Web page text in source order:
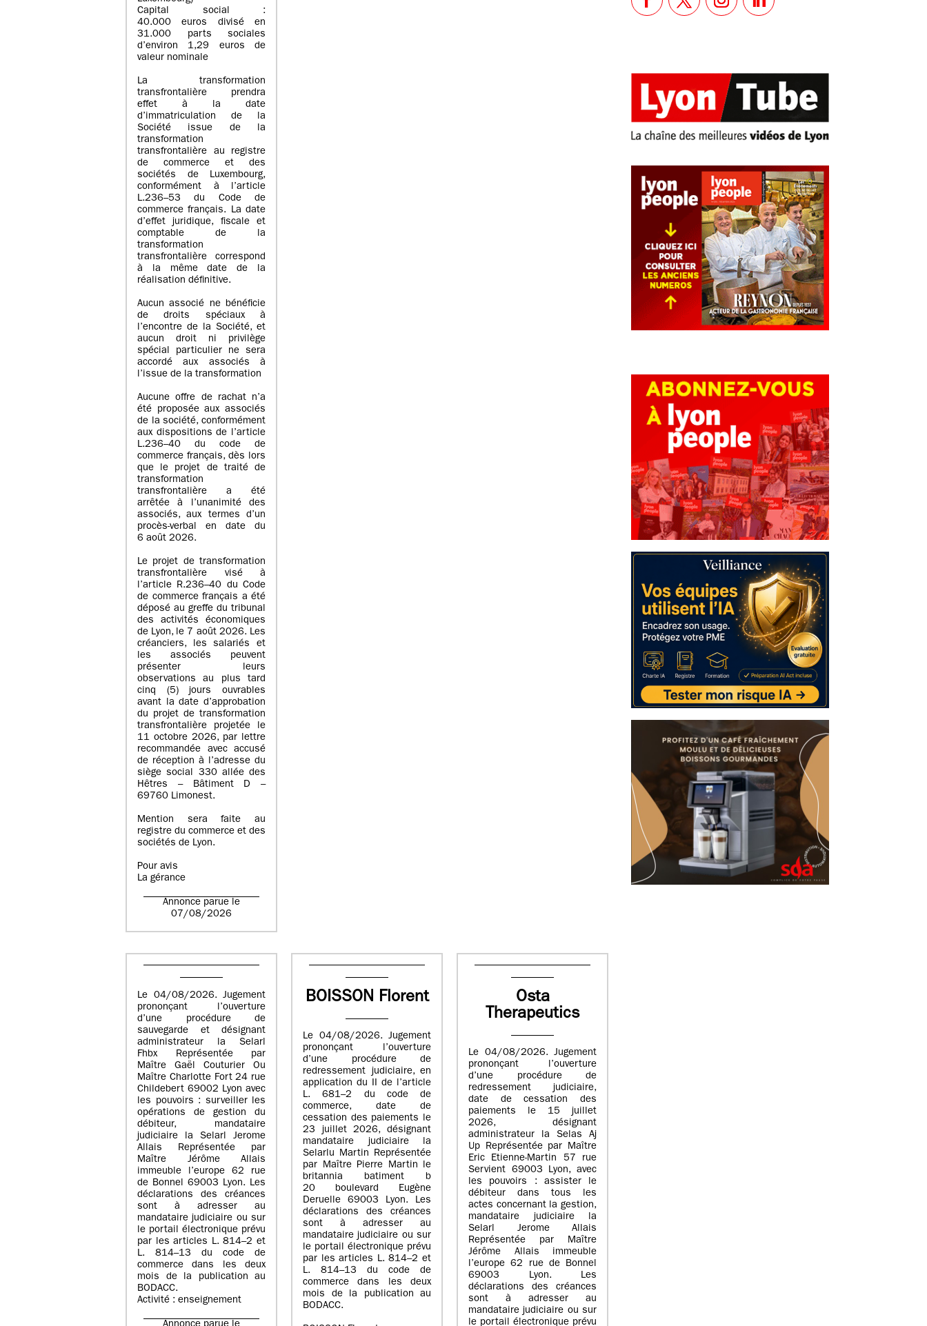
Capital social :
40.000 euros divisé en
31.000 parts sociales
d’environ 1,29 euros de
valeur nominale
La transformation
transfrontalière prendra
effet à la date
d’immatriculation de la
Société issue de la
transformation
transfrontalière au registre
de commerce et des
sociétés de Luxembourg,
conformément à l’article
L.236–53 du Code de
commerce français. La date
d’effet juridique, fiscale et
comptable de la
transformation
transfrontalière correspond
à la même date de la
réalisation définitive.
Aucun associé ne bénéficie
de droits spéciaux à
l’encontre de la Société, et
aucun droit ni privilège
spécial particulier ne sera
accordé aux associés à
l’issue de la transformation
Aucune offre de rachat n’a
été proposée aux associés
de la société, conformément
aux dispositions de l’article
L.236–40 du code de
commerce français, dès lors
que le projet de traité de
transformation
transfrontalière a été
arrêtée à l’unanimité des
associés, aux termes d’un
procès-verbal en date du
6 août 2026.
Le projet de transformation
transfrontalière visé à
l’article R.236–40 du Code
de commerce français a été
déposé au greffe du tribunal
des activités économiques
de Lyon, le 7 août 2026. Les
créanciers, les salariés et
les associés peuvent
présenter leurs
observations au plus tard
cinq (5) jours ouvrables
avant la date d’approbation
du projet de transformation
transfrontalière projetée le
11 octobre 2026, par lettre
recommandée avec accusé
de réception à l’adresse du
siège social 330 allée des
Hêtres – Bâtiment D –
69760 Limonest.
Mention sera faite au
registre du commerce et des
sociétés de Lyon.
Pour avis
La gérance
Annonce parue le
07/08/2026
Le 04/08/2026. Jugement
prononçant l’ouverture
d’une procédure de
sauvegarde et désignant
administrateur la Selarl
Fhbx Représentée par
Maître Gaël Couturier Ou
Maître Charlotte Fort 24 rue
Childebert 69002 Lyon avec
les pouvoirs : surveiller les
opérations de gestion du
débiteur, mandataire
judiciaire la Selarl Jerome
Allais Représentée par
Maître Jérôme Allais
immeuble l’europe 62 rue
de Bonnel 69003 Lyon. Les
déclarations des créances
sont à adresser au
mandataire judiciaire ou sur
le portail électronique prévu
par les articles L. 814–2 et
L. 814–13 du code de
commerce dans les deux
mois de la publication au
BODACC.
Activité : enseignement
BOISSON Florent
Le 04/08/2026. Jugement
prononçant l’ouverture
d’une procédure de
redressement judiciaire, en
application du II de l’article
L. 681–2 du code de
commerce, date de
cessation des paiements le
23 juillet 2026, désignant
mandataire judiciaire la
Selarlu Martin Représentée
par Maître Pierre Martin le
britannia batiment b
20 boulevard Eugène
Deruelle 69003 Lyon. Les
déclarations des créances
sont à adresser au
mandataire judiciaire ou sur
le portail électronique prévu
par les articles L. 814–2 et
L. 814–13 du code de
commerce dans les deux
mois de la publication au
BODACC.
Osta
Therapeutics
Le 04/08/2026. Jugement
prononçant l’ouverture
d’une procédure de
redressement judiciaire,
date de cessation des
paiements le 15 juillet
2026, désignant
administrateur la Selas Aj
Up Représentée par Maître
Eric Etienne-Martin 57 rue
Servient 69003 Lyon, avec
les pouvoirs : assister le
débiteur dans tous les
actes concernant la gestion,
mandataire judiciaire la
Selarl Jerome Allais
Représentée par Maître
Jérôme Allais immeuble
l’europe 62 rue de Bonnel
69003 Lyon. Les
déclarations des créances
sont à adresser au
mandataire judiciaire ou sur
le portail électronique prévu